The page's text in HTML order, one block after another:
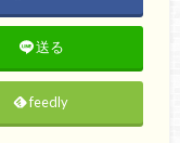
送る
feedly